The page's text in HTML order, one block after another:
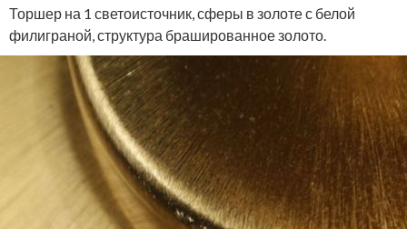
Торшер на 1 светоисточник, сферы в золоте с белой
филиграной, структура брашированное золото.